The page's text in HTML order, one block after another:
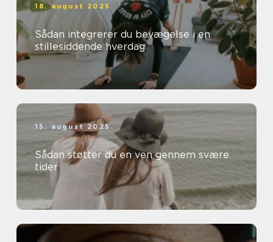
18. august 2025
Sådan integrerer du bevægelse i en
stillesiddende hverdag
15. august 2025
Sådan støtter du en ven gennem svære
tider